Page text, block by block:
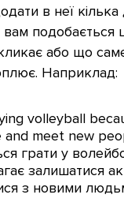
в неї
подобається
або що
Наприклад:
volleyball
and meet new
грати у
залишатися
з новими